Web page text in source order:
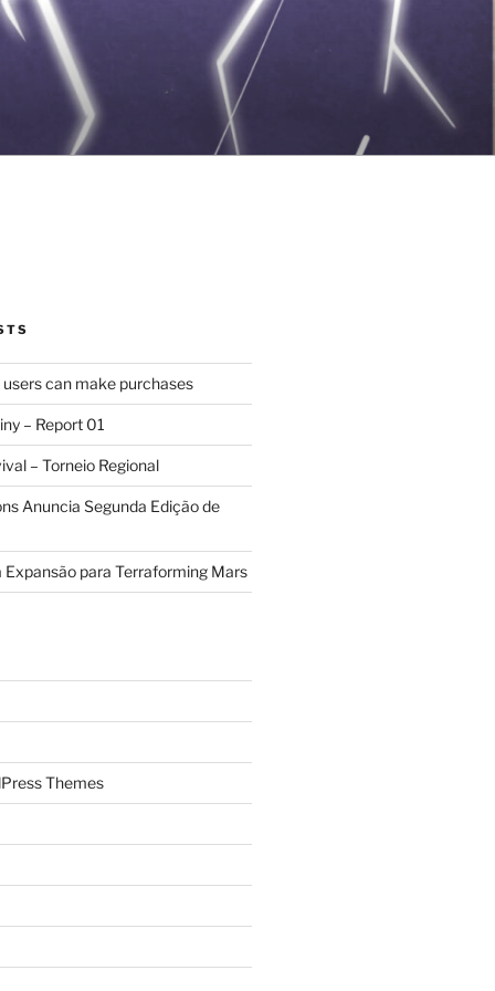
can make purchases
– Report 01
– Torneio Regional
Anuncia Segunda Edição de
Expansão para Terraforming Mars
Themes